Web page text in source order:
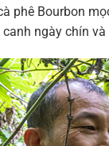
phê Bourbon
ngày chín và